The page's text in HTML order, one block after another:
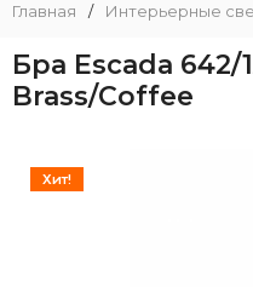
Главная / Интерьерные
Бра Escada 642/
Brass/Coffee
Хит!